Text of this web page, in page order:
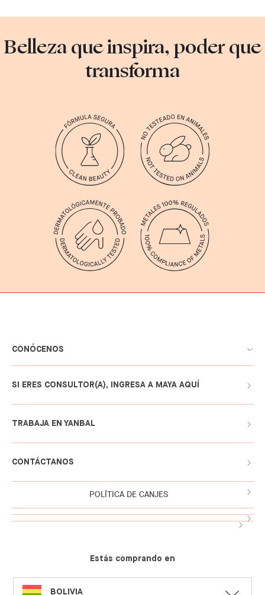
Belleza que inspira, poder que
transforma
CONÓCENOS
SI ERES CONSULTOR(A), INGRESA A MAYA AQUÍ
TRABAJA EN YANBAL
CONTÁCTANOS
POLÍTICA DE CANJES
Estás comprando en
SELECT
BOLIVIA